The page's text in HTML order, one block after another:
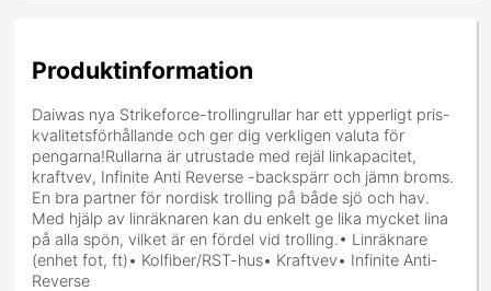
Produktinformation
Daiwas nya Strikeforce-trollingrullar har ett ypperligt pris-
kvalitetsförhållande och ger dig verkligen valuta för
pengarna!Rullarna är utrustade med rejäl linkapacitet,
kraftvev, Infinite Anti Reverse -backspärr och jämn broms.
En bra partner för nordisk trolling på både sjö och hav.
Med hjälp av linräknaren kan du enkelt ge lika mycket lina
på alla spön, vilket är en fördel vid trolling.• Linräknare
(enhet fot, ft)• Kolfiber/RST-hus• Kraftvev• Infinite Anti-
Reverse